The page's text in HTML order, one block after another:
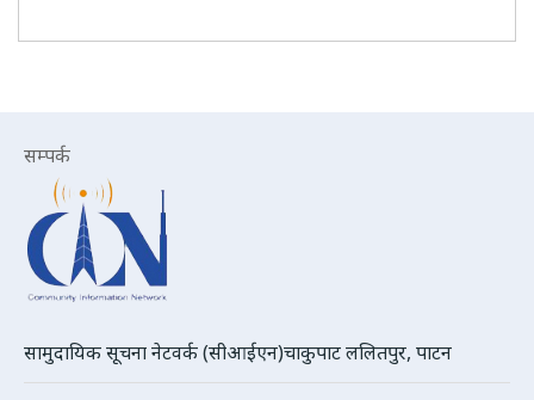
सम्पर्क
सामुदायिक सूचना नेटवर्क (सीआईएन)चाकुपाट ललितपुर, पाटन